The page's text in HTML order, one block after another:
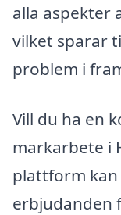
alla aspekter
vilket sparar
problem i
Vill du ha en
markarbete i
plattform
erbjudanden